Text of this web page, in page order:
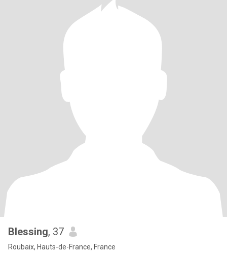
Blessing, 37
Roubaix, Hauts-de-France, France